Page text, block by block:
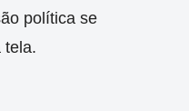
política se
tela.